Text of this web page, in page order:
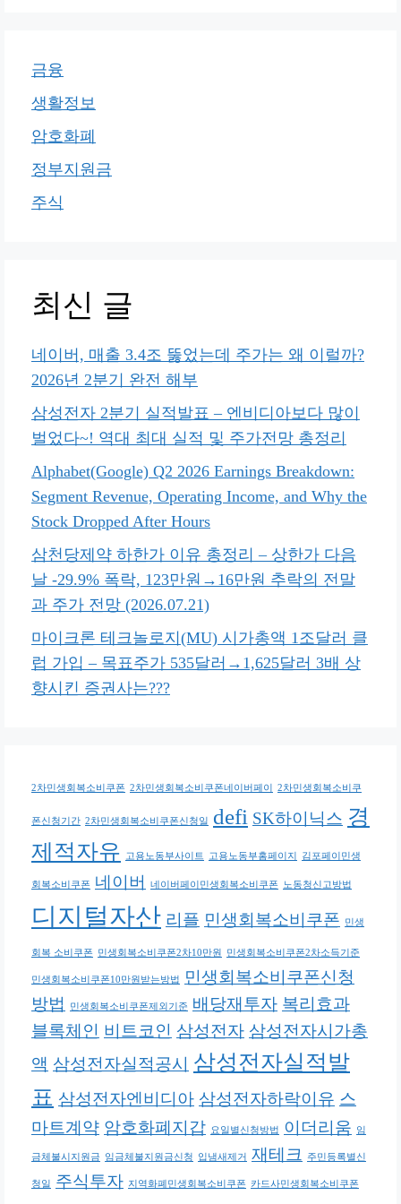
금융
생활정보
암호화폐
정부지원금
주식
최신 글
네이버, 매출 3.4조 뚫었는데 주가는 왜 이럴까?
2026년 2분기 완전 해부
삼성전자 2분기 실적발표 – 엔비디아보다 많이
벌었다~! 역대 최대 실적 및 주가전망 총정리
Alphabet(Google) Q2 2026 Earnings Breakdown:
Segment Revenue, Operating Income, and Why the
Stock Dropped After Hours
삼천당제약 하한가 이유 총정리 – 상한가 다음
날 -29.9% 폭락, 123만원→16만원 추락의 전말
과 주가 전망 (2026.07.21)
마이크론 테크놀로지(MU) 시가총액 1조달러 클
럽 가입 – 목표주가 535달러→1,625달러 3배 상
향시킨 증권사는???
2차민생회복소비쿠폰 2차민생회복소비쿠폰네이버페이 2차민생회복소비쿠
폰신청기간 2차민생회복소비쿠폰신청일 defi SK하이닉스 경
제적자유
고용노동부사이트 고용노동부홈페이지 김포페이민생
회복소비쿠폰 네이버 네이버페이민생회복소비쿠폰 노동청신고방법
디지털자산 리플 민생회복소비쿠폰 민생
회복 소비쿠폰 민생회복소비쿠폰2차10만원 민생회복소비쿠폰2차소득기준
민생회복소비쿠폰10만원받는방법
민생회복소비쿠폰신청
방법
민생회복소비쿠폰제외기준 배당재투자 복리효과
블록체인 비트코인 삼성전자 삼성전자시가총
액 삼성전자실적공시
삼성전자실적발
표 삼성전자엔비디아 삼성전자하락이유 스
마트계약 암호화폐지갑 요일별신청방법 이더리움 임
금체불시지원금 임금체불지원금신청 입냄새제거 재테크 주민등록별신
청일 주식투자 지역화폐민생회복소비쿠폰 카드사민생회복소비쿠폰